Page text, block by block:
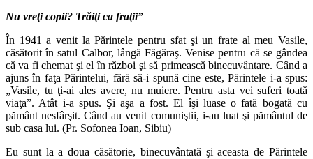
Nu vreţi copii? Trăiţi ca fraţii”
În 1941 a venit la Părintele pentru sfat şi un frate al meu Vasile,
căsătorit în satul Calbor, lângă Făgăraş. Venise pentru că se gândea
că va fi chemat şi el în război şi să primească binecuvântare. Când a
ajuns în faţa Părintelui, fără să-i spună cine este, Părintele i-a spus:
„Vasile, tu ţi-ai ales avere, nu muiere. Pentru asta vei suferi toată
viaţa”. Atât i-a spus. Şi aşa a fost. El îşi luase o fată bogată cu
pământ nesfârşit. Când au venit comuniştii, i-au luat şi pământul de
sub casa lui. (Pr. Sofonea Ioan, Sibiu)
Eu sunt la a doua căsătorie, binecuvântată şi aceasta de Părintele